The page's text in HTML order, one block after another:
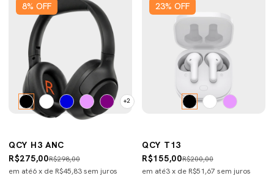
8% OFF
+2
QCY H3 ANC
R$298,00
R$275,00
em até6x de R$45,83sem juros
23% OFF
QCY T13
R$200,00
R$155,00
em até3x de R$51,67 sem juros